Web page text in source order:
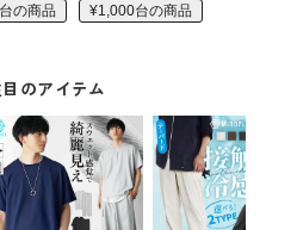
の商品 ¥1,000台の商品
のアイテム